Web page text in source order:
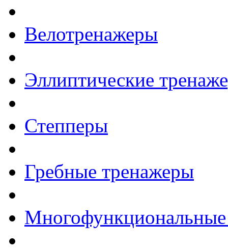
Велотренажеры
Эллиптические
Степперы
Гребные тренажеры